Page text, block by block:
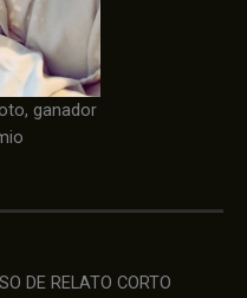
ganador
DE RELATO CORTO